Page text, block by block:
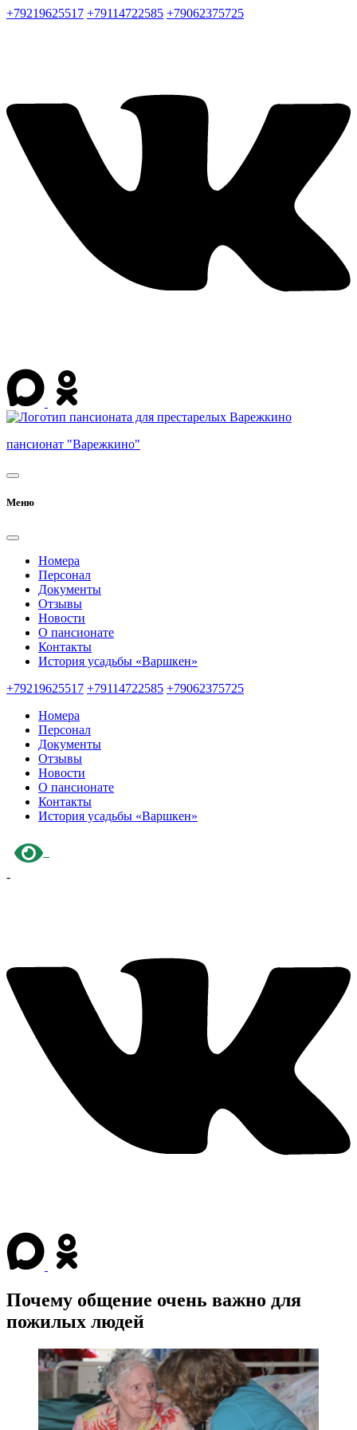
+79219625517 +79114722585 +79062375725
пансионат "Варежкино"
Меню
Номера
Персонал
Документы
Отзывы
Новости
О пансионате
Контакты
История усадьбы «Варшкен»
+79219625517 +79114722585 +79062375725
Номера
Персонал
Документы
Отзывы
Новости
О пансионате
Контакты
История усадьбы «Варшкен»
-
Почему общение очень важно для
пожилых людей